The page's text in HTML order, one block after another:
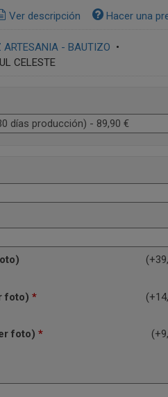
Ver descripción Hacer una
ARTESANIA - BAUTIZO •
CELESTE
foto) *
foto) *